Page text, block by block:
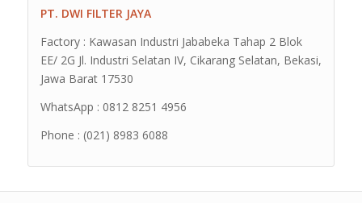
PT. DWI FILTER JAYA
Factory : Kawasan Industri Jababeka Tahap 2 Blok
EE/ 2G Jl. Industri Selatan IV, Cikarang Selatan, Bekasi,
Jawa Barat 17530
WhatsApp : 0812 8251 4956
Phone : (021) 8983 6088